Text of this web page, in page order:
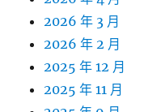
2026 年 3 月
2026 年 2 月
2025 年 12 月
2025 年 11 月